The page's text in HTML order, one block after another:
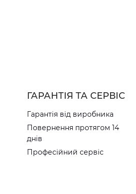
ГАРАНТІЯ ТА СЕРВІС
Гарантія від виробника
Повернення протягом 14
днів
Професійний сервіс